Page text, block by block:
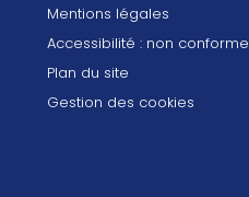
Mentions légales
Accessibilité : non conforme
Plan du site
Gestion des cookies